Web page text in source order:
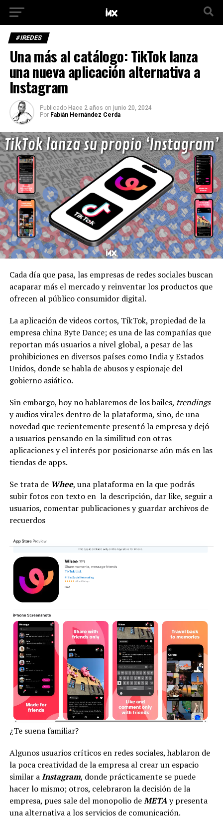
#IREDES
Una más al catálogo: TikTok lanza
una nueva aplicación alternativa a
Instagram
Publicado Hace 2 años on junio 20, 2024
Por Fabián Hernández Cerda
Cada día que pasa, las empresas de redes sociales buscan
acaparar más el mercado y reinventar los productos que
ofrecen al público consumidor digital.
La aplicación de videos cortos, TikTok, propiedad de la
empresa china Byte Dance; es una de las compañías que
reportan más usuarios a nivel global, a pesar de las
prohibiciones en diversos países como India y Estados
Unidos, donde se habla de abusos y espionaje del
gobierno asiático.
Sin embargo, hoy no hablaremos de los bailes, trendings
y audios virales dentro de la plataforma, sino, de una
novedad que recientemente presentó la empresa y dejó
a usuarios pensando en la similitud con otras
aplicaciones y el interés por posicionarse aún más en las
tiendas de apps.
Se trata de Whee, una plataforma en la que podrás
subir fotos con texto en la descripción, dar like, seguir a
usuarios, comentar publicaciones y guardar archivos de
recuerdos
¿Te suena familiar?
Algunos usuarios críticos en redes sociales, hablaron de
la poca creatividad de la empresa al crear un espacio
similar aInstagram, donde prácticamente se puede
hacer lo mismo; otros, celebraron la decisión de la
empresa, pues sale del monopolio deMETAy presenta
una alternativa a los servicios de comunicación.